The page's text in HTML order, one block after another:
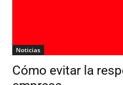
Noticias
Cómo evitar la